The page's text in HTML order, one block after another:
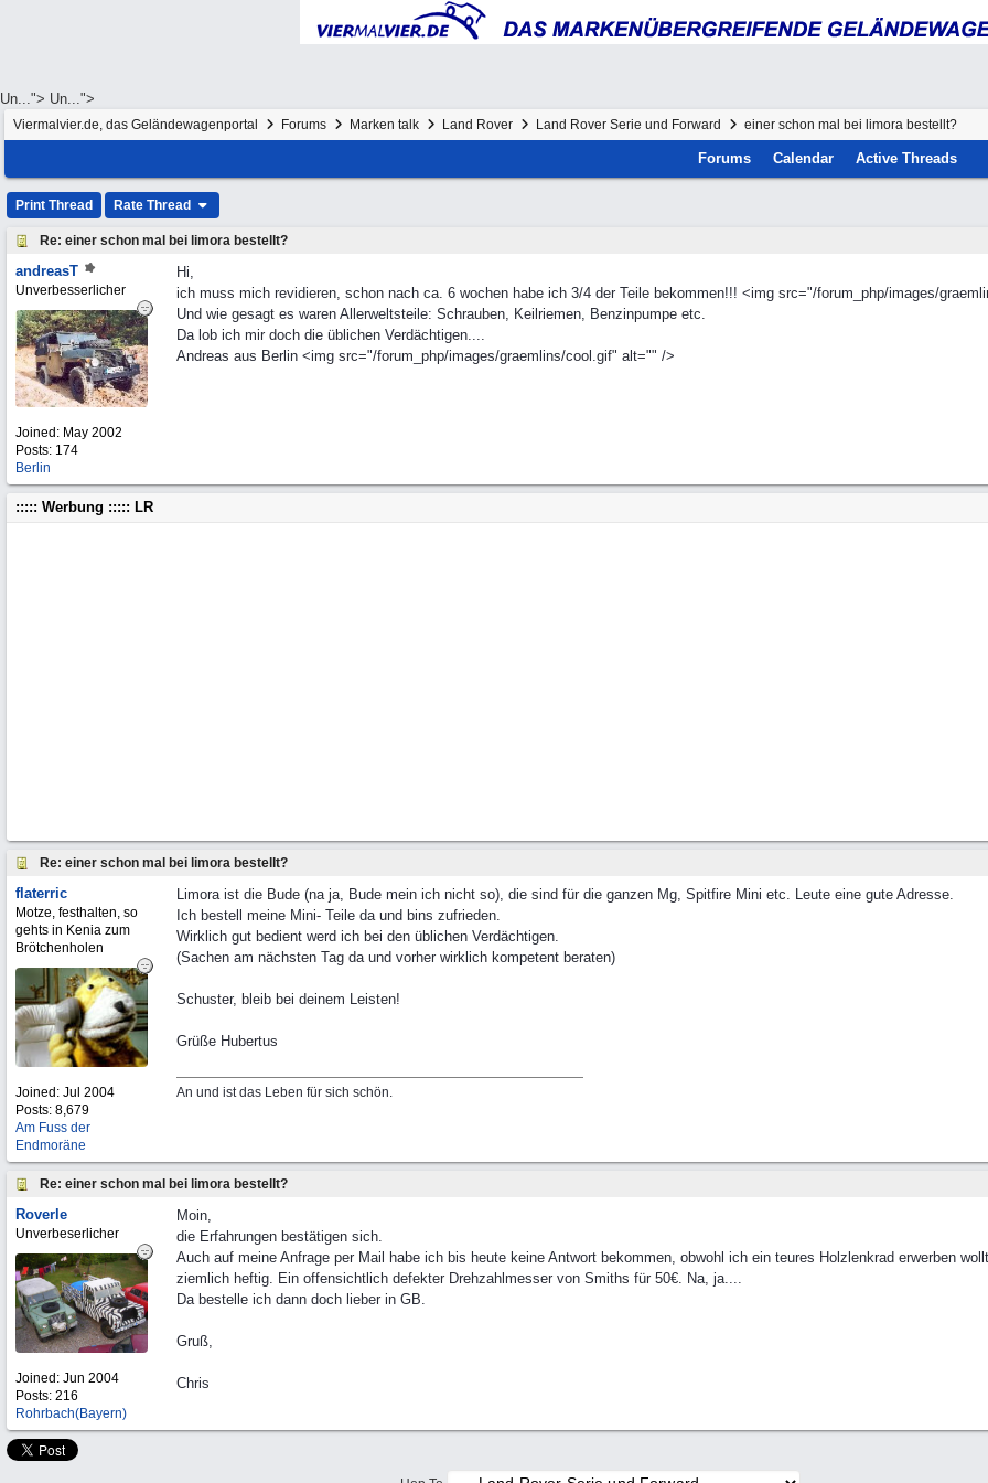
Un..."> Un...">
Viermalvier.de, das Geländewagenportal Forums Marken talk Land Rover Land Rover Serie und Forward einer schon mal bei limora bestellt?
Forums Calendar Active Threads
Print Thread Rate Thread
Re: einer schon mal bei limora bestellt?
andreasT
Unverbesserlicher
Joined: May 2002
Posts: 174
Berlin
Hi,
ich muss mich revidieren, schon nach ca. 6 wochen habe ich 3/4 der Teile bekommen!!! <img src="/forum_php/images/
Und wie gesagt es waren Allerweltsteile: Schrauben, Keilriemen, Benzinpumpe etc.
Da lob ich mir doch die üblichen Verdächtigen....
Andreas aus Berlin <img src="/forum_php/images/graemlins/cool.gif" alt="" />
::::: Werbung ::::: LR
Re: einer schon mal bei limora bestellt?
flaterric
Motze, festhalten, so
gehts in Kenia zum
Brötchenholen
Joined: Jul 2004
Posts: 8,679
Am Fuss der
Endmoräne
Limora ist die Bude (na ja, Bude mein ich nicht so), die sind für die ganzen Mg, Spitfire Mini etc. Leute eine gute Adresse.
Ich bestell meine Mini- Teile da und bins zufrieden.
Wirklich gut bedient werd ich bei den üblichen Verdächtigen.
(Sachen am nächsten Tag da und vorher wirklich kompetent beraten)
Schuster, bleib bei deinem Leisten!
Grüße Hubertus
An und ist das Leben für sich schön.
Re: einer schon mal bei limora bestellt?
Roverle
Unverbeserlicher
Joined: Jun 2004
Posts: 216
Rohrbach(Bayern)
Moin,
die Erfahrungen bestätigen sich.
Auch auf meine Anfrage per Mail habe ich bis heute keine Antwort bekommen, obwohl ich ein teures Holzlenkrad erwerben
ziemlich heftig. Ein offensichtlich defekter Drehzahlmesser von Smiths für 50€. Na, ja....
Da bestelle ich dann doch lieber in GB.
Gruß,
Chris